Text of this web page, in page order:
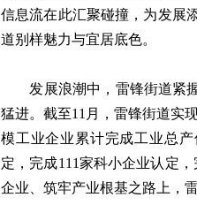
信息流在此汇聚碰撞，为发展
道别样魅力与宜居底色。
发展浪潮中，雷锋街道紧握
猛进。截至11月，雷锋街道实
模工业企业累计完成工业总产
定，完成111家科小企业认定
企业、筑牢产业根基之路上，